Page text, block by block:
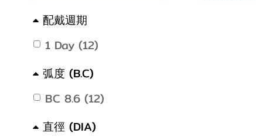
配戴週期
1 Day (12)
弧度 (B.C)
BC 8.6 (12)
直徑 (DIA)